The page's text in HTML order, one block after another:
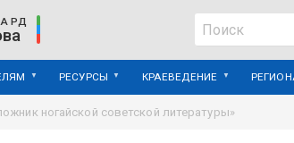
РД Поиск
РЕСУРСЫ КРАЕВЕДЕНИЕ
ногайской советской литературы»